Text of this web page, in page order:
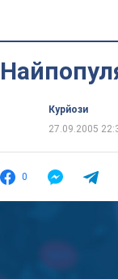
Курйози
27.09.2005
0